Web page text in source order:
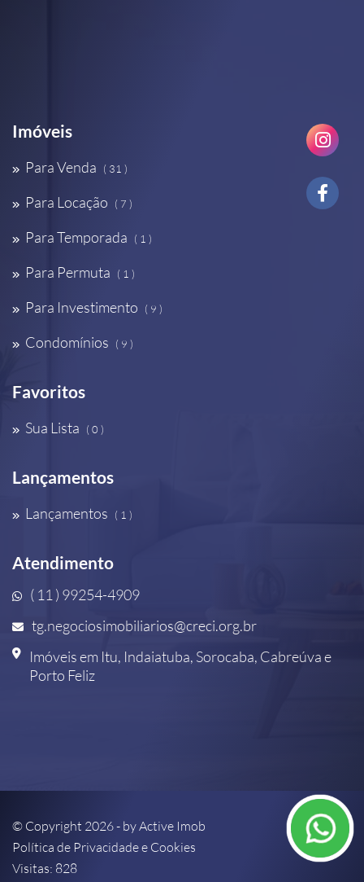
Imóveis
Para Venda ( 31 )
Para Locação ( 7 )
Para Temporada ( 1 )
Para Permuta ( 1 )
Para Investimento ( 9 )
Condomínios ( 9 )
Favoritos
Sua Lista ( 0 )
Lançamentos
Lançamentos ( 1 )
Atendimento
( 11 ) 99254-4909
tg.negociosimobiliarios@creci.org.br
Imóveis em Itu, Indaiatuba, Sorocaba, Cabreúva e
Porto Feliz
© Copyright 2026 - byActive Imob
Política de Privacidade e Cookies
Visitas: 828